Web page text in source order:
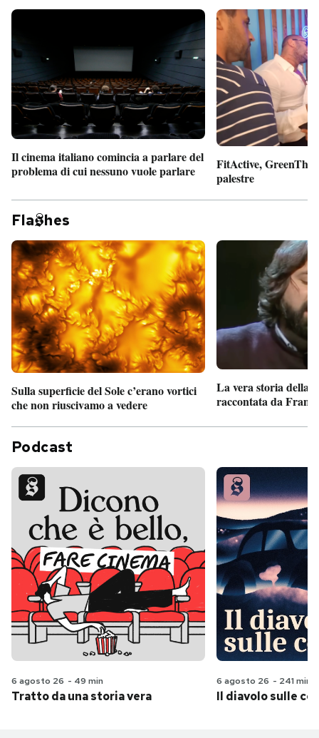
Il cinema italiano comincia a parlare del
problema di cui nessuno vuole parlare
FitActive,
palestre
Fla hes
Sulla superficie del Sole c’erano vortici
che non riuscivamo a vedere
La vera storia della
raccontata da
Podcast
6 agosto 26 - 49 min
Tratto da una storia vera
6 agosto 26 - 241 min
Il diavolo sulle